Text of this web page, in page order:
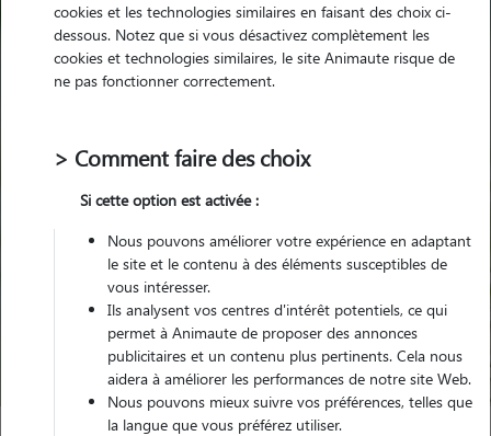
Garde
chez le Pet Sitter
Garde
chez le Pet Sitter
Pour quel animal ?
Trouver mon Pet Sitter
cookies et les technologies similaires en faisant des choix ci-
dessous. Notez que si vous désactivez complètement les
cookies et technologies similaires, le site Animaute risque de
ne pas fonctionner correctement.
> Comment faire des choix
Si cette option est activée :
Nous pouvons améliorer votre expérience en adaptant
le site et le contenu à des éléments susceptibles de
vous intéresser.
Ils analysent vos centres d'intérêt potentiels, ce qui
permet à Animaute de proposer des annonces
publicitaires et un contenu plus pertinents. Cela nous
aidera à améliorer les performances de notre site Web.
Nous pouvons mieux suivre vos préférences, telles que
la langue que vous préférez utiliser.